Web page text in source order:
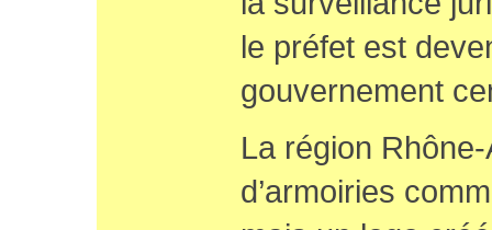
le préfet est
gouvernement
La région Rhône-
d’armoiries